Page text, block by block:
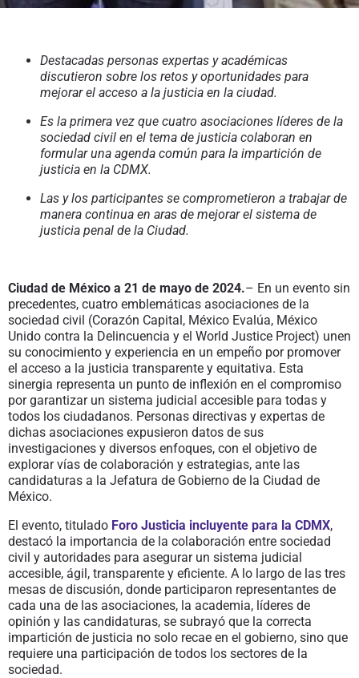
Destacadas personas expertas y académicas
discutieron sobre los retos y oportunidades para
mejorar el acceso a la justicia en la ciudad.
Es la primera vez que cuatro asociaciones líderes de la
sociedad civil en el tema de justicia colaboran en
formular una agenda común para la impartición de
justicia en la CDMX.
Las y los participantes se comprometieron a trabajar de
manera continua en aras de mejorar el sistema de
justicia penal de la Ciudad.
Ciudad de México a 21 de mayo de 2024.– En un evento sin
precedentes, cuatro emblemáticas asociaciones de la
sociedad civil (Corazón Capital, México Evalúa, México
Unido contra la Delincuencia y el World Justice Project) unen
su conocimiento y experiencia en un empeño por promover
el acceso a la justicia transparente y equitativa. Esta
sinergia representa un punto de inflexión en el compromiso
por garantizar un sistema judicial accesible para todas y
todos los ciudadanos. Personas directivas y expertas de
dichas asociaciones expusieron datos de sus
investigaciones y diversos enfoques, con el objetivo de
explorar vías de colaboración y estrategias, ante las
candidaturas a la Jefatura de Gobierno de la Ciudad de
México.
El evento, titulado Foro Justicia incluyente para la CDMX,
destacó la importancia de la colaboración entre sociedad
civil y autoridades para asegurar un sistema judicial
accesible, ágil, transparente y eficiente. A lo largo de las tres
mesas de discusión, donde participaron representantes de
cada una de las asociaciones, la academia, líderes de
opinión y las candidaturas, se subrayó que la correcta
impartición de justicia no solo recae en el gobierno, sino que
requiere una participación de todos los sectores de la
sociedad.